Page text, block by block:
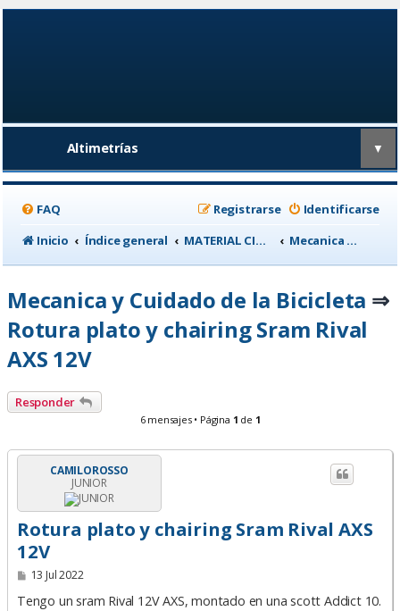
Altimetrías ▼
FAQ Identificarse
Registrarse
Inicio
Índice general MATERIAL CICLISTA Mecanica y Cuidado de la Bicicleta
Mecanica y Cuidado de la Bicicleta ⇒
Rotura plato y chairing Sram Rival
AXS 12V
Responder
6 mensajes • Página 1 de 1
CAMILOROSSO
JUNIOR
Rotura plato y chairing Sram Rival AXS
12V
M
n
13 Jul 2022
Tengo un sram Rival 12V AXS, montado en una scott Addict 10.